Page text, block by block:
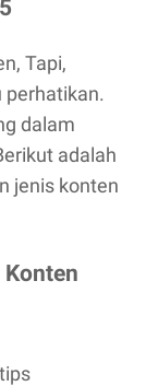
Tapi,
perhatikan.
dalam
adalah
jenis konten